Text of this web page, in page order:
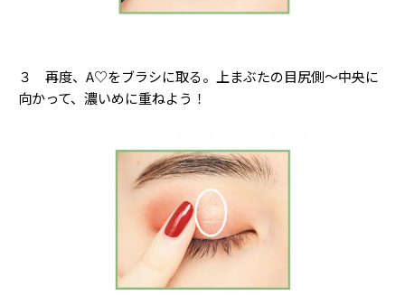
３ 再度、A♡をブラシに取る。上まぶたの目尻側〜中央に
向かって、濃いめに重ねよう！